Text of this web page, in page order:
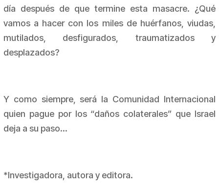
día después de que termine esta masacre. ¿Qué
vamos a hacer con los miles de huérfanos, viudas,
mutilados, desfigurados, traumatizados y
desplazados?
Y como siempre, será la Comunidad Internacional
quien pague por los “daños colaterales” que Israel
deja a su paso…
*Investigadora, autora y editora.